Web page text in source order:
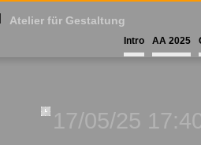
Atelier für Gestaltung
Intro AA 2025
17/05/25